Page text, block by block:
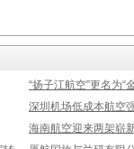
“扬子江航空”更名为“
深圳机场低成本航空
海南航空迎来两架崭